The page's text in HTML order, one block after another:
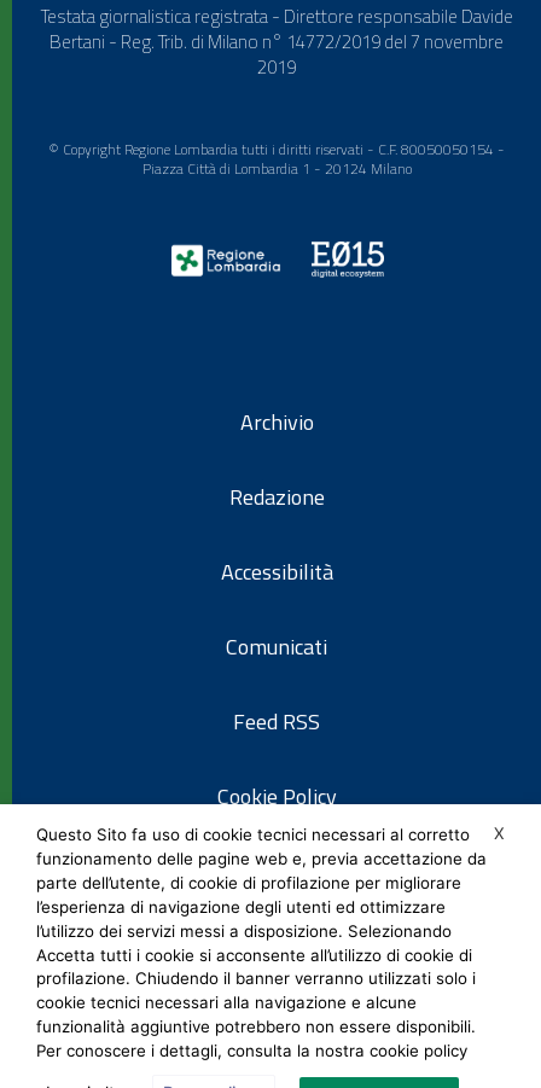
Testata giornalistica registrata - Direttore responsabile Davide
Bertani - Reg. Trib. di Milano n° 14772/2019 del 7 novembre
2019
© Copyright Regione Lombardia tutti i diritti riservati - C.F. 80050050154 -
Piazza Città di Lombardia 1 - 20124 Milano
Archivio
Redazione
Accessibilità
Comunicati
Feed RSS
Cookie Policy
Informativa privacy
Note legali
Social Media Policy
X
Questo Sito fa uso di cookie tecnici necessari al corretto
funzionamento delle pagine web e, previa accettazione da
parte dell’utente, di cookie di profilazione per migliorare
l’esperienza di navigazione degli utenti ed ottimizzare
l’utilizzo dei servizi messi a disposizione. Selezionando
Accetta tutti i cookie si acconsente all’utilizzo di cookie di
profilazione. Chiudendo il banner verranno utilizzati solo i
cookie tecnici necessari alla navigazione e alcune
funzionalità aggiuntive potrebbero non essere disponibili.
Per conoscere i dettagli, consulta la nostra cookie policy